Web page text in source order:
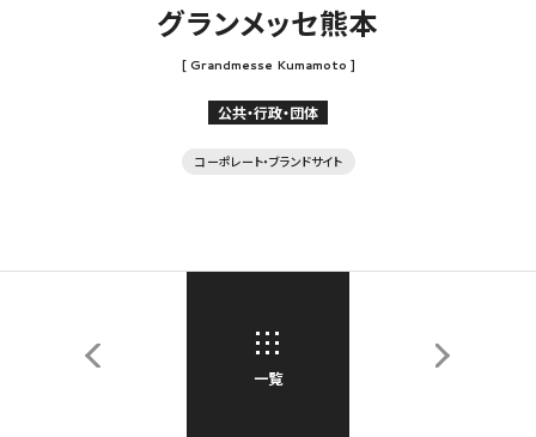
グランメッセ熊本
[ Grandmesse Kumamoto ]
公共・行政・団体
コーポレート・ブランドサイト
一覧